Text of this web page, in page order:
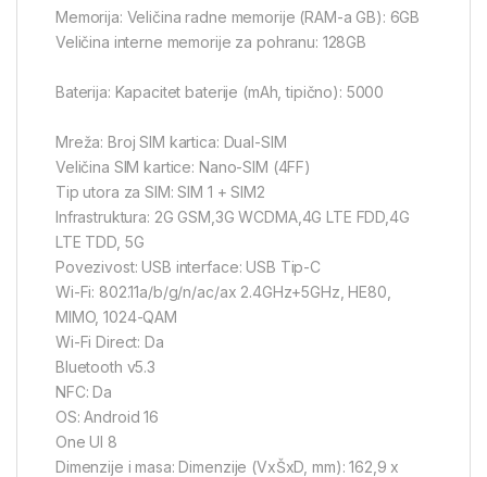
Memorija: Veličina radne memorije (RAM-a GB): 6GB
Veličina interne memorije za pohranu: 128GB
Baterija: Kapacitet baterije (mAh, tipično): 5000
Mreža: Broj SIM kartica: Dual-SIM
Veličina SIM kartice: Nano-SIM (4FF)
Tip utora za SIM: SIM 1 + SIM2
Infrastruktura: 2G GSM,3G WCDMA,4G LTE FDD,4G
LTE TDD, 5G
Povezivost: USB interface: USB Tip-C
Wi-Fi: 802.11a/b/g/n/ac/ax 2.4GHz+5GHz, HE80,
MIMO, 1024-QAM
Wi-Fi Direct: Da
Bluetooth v5.3
NFC: Da
OS: Android 16
One UI 8
Dimenzije i masa: Dimenzije (VxŠxD, mm): 162,9 x